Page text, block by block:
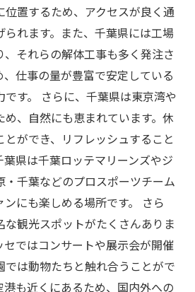
位置するため、アクセスが良く通
れます。また、千葉県には工場
それらの解体工事も多く発注さ
仕事の量が豊富で安定している
です。 さらに、千葉県は東京湾や
、自然にも恵まれています。休
ができ、リフレッシュすること
県は千葉ロッテマリーンズやジ
・千葉などのプロスポーツチーム
にも楽しめる場所です。 さら
な観光スポットがたくさんありま
セではコンサートや展示会が開催
では動物たちと触れ合うことがで
港も近くにあるため、国内外への